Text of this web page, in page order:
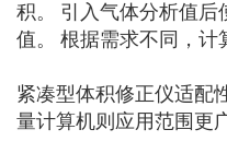
积。 引入气体分析值后
值。 根据需求不同，计
紧凑型体积修正仪适配
量计算机则应用范围更